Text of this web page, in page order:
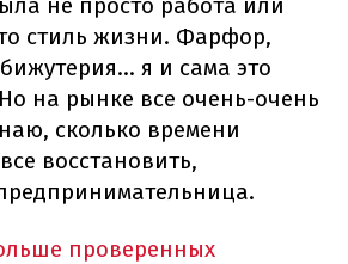
стиль жизни. Фарфор,
я и сама это
на рынке все очень-очень
сколько времени
восстановить,
проверенных